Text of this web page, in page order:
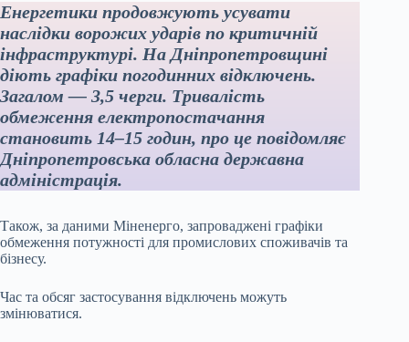
Енергетики продовжують усувати
наслідки ворожих ударів по критичній
інфраструктурі. На Дніпропетровщині
діють графіки погодинних відключень.
Загалом — 3,5 черги. Тривалість
обмеження електропостачання
становить 14–15 годин, про це повідомляє
Дніпропетровська обласна державна
адміністрація.
Також, за даними Міненерго, запроваджені графіки
обмеження потужності для промислових споживачів та
бізнесу.
Час та обсяг застосування відключень можуть
змінюватися.